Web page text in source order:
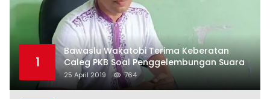
1
Bawaslu Wakatobi Terima Keberatan
Caleg PKB Soal Penggelembungan Suara
25 April 2019 764